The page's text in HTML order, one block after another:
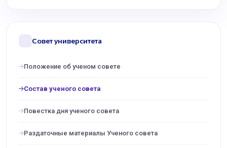
Совет университета
Положение об ученом совете
Состав ученого совета
Повестка дня ученого совета
Раздаточные материалы Ученого совета